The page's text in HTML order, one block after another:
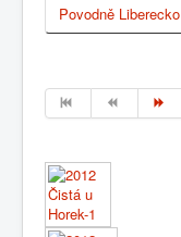
Povodně Liberecko